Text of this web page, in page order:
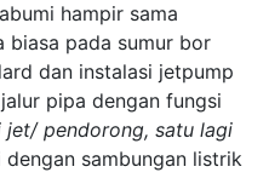
hampir sama
biasa pada sumur bor
dan instalasi jetpump
pipa dengan fungsi
jet/ pendorong, satu lagi
dengan sambungan listrik